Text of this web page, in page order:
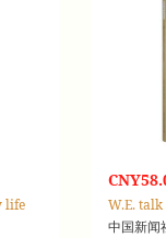
life
中国新闻